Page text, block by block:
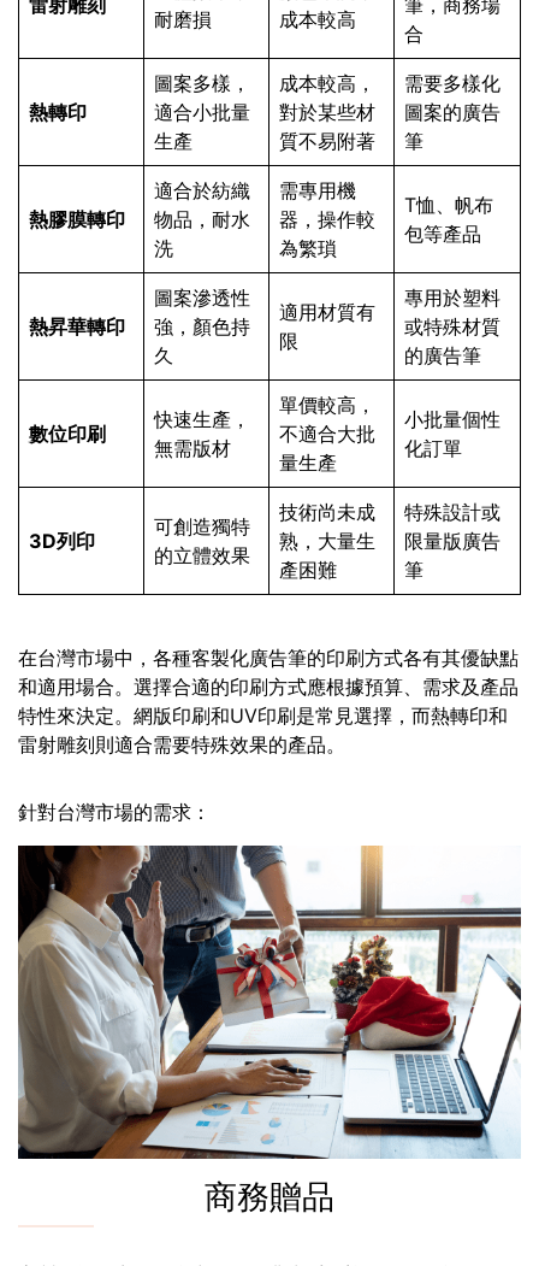
耐磨損
成本較高
合
熱轉印
圖案多樣，
適合小批量
生產
成本較高，
對於某些材
質不易附著
需要多樣化
圖案的廣告
筆
熱膠膜轉印
適合於紡織
物品，耐水
洗
需專用機
器，操作較
為繁瑣
T恤、帆布
包等產品
熱昇華轉印
圖案滲透性
強，顏色持
久
適用材質有
限
專用於塑料
或特殊材質
的廣告筆
數位印刷
快速生產，
無需版材
單價較高，
不適合大批
量生產
小批量個性
化訂單
3D列印
可創造獨特
的立體效果
技術尚未成
熟，大量生
產困難
特殊設計或
限量版廣告
筆
在台灣市場中，各種客製化廣告筆的印刷方式各有其優缺點
和適用場合。選擇合適的印刷方式應根據預算、需求及產品
特性來決定。網版印刷和UV印刷是常見選擇，而熱轉印和
雷射雕刻則適合需要特殊效果的產品。
針對台灣市場的需求：
商務贈品